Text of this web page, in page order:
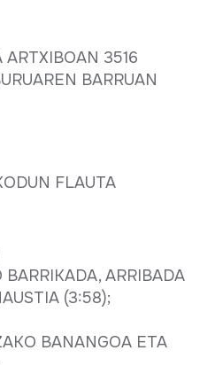
3516
BARRUAN
FLAUTA
ARRIBADA
(3:58);
BANANGOA ETA